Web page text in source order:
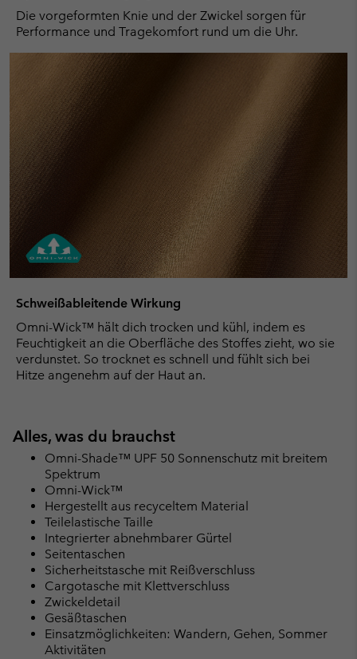
Die vorgeformten Knie und der Zwickel sorgen für
Performance und Tragekomfort rund um die Uhr.
Schweißableitende Wirkung
Omni-Wick™ hält dich trocken und kühl, indem es
Feuchtigkeit an die Oberfläche des Stoffes zieht, wo sie
verdunstet. So trocknet es schnell und fühlt sich bei
Hitze angenehm auf der Haut an.
Alles, was du brauchst
Omni-Shade™ UPF 50 Sonnenschutz mit breitem
Spektrum
Omni-Wick™
Hergestellt aus recyceltem Material
Teilelastische Taille
Integrierter abnehmbarer Gürtel
Seitentaschen
Sicherheitstasche mit Reißverschluss
Cargotasche mit Klettverschluss
Zwickeldetail
Gesäßtaschen
Einsatzmöglichkeiten: Wandern, Gehen, Sommer
Aktivitäten